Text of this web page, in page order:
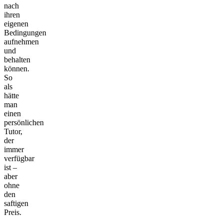
nach
ihren
eigenen
Bedingungen
aufnehmen
und
behalten
können.
So
als
hätte
man
einen
persönlichen
Tutor,
der
immer
verfügbar
ist –
aber
ohne
den
saftigen
Preis.